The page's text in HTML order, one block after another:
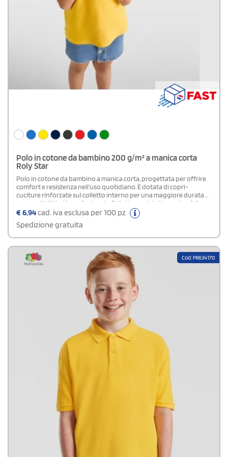
Polo in cotone da bambino 200 g/m² a manica corta
Roly Star
Polo in cotone da bambino a manica corta, progettata per offrire
comfort e resistenza nell’uso quotidiano. È dotata di copri-
cuciture rinforzate sul colletto interno per una maggiore durata e
una vestibilità più confortevole. Colletto e polsini in costina 1x1
garantiscono elasticità e stabilità della forma, mentre le cuciture
laterali definiscono meglio la linea. La chiusura a tre bottoni e gli
spacchetti laterali favoriscono libertà di movimento. Etichetta
removibile. Il modello è alto 124 cm e indossa la taglia
5/6.Composizione: 100% cotone piquè.Certificazione: OEKO-TEX®
standard 100.
€6,94cad. iva esclusa per 100 pz
Spedizione gratuita
Cod: FR634170